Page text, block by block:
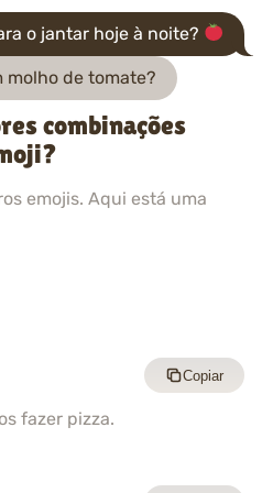
o jantar hoje à noite?
molho de tomate?
combinações
emojis. Aqui está uma
fazer pizza.
Copiar